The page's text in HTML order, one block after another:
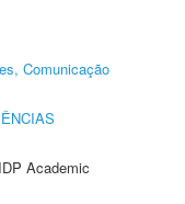
Comunicação
Academic